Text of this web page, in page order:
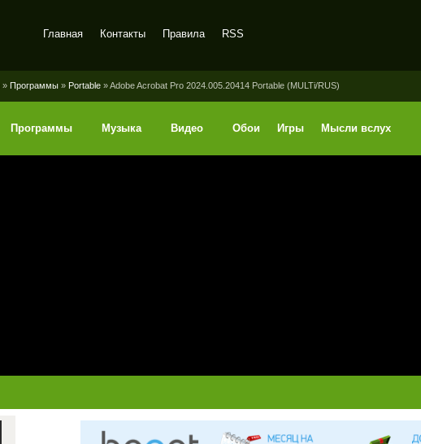
Главная Контакты Правила RSS
» Программы » Portable » Adobe Acrobat Pro 2024.005.20414 Portable (MULTi/RUS)
Программы Музыка Видео Обои Игры Мысли вслух
1 2 3 4 5 6 7